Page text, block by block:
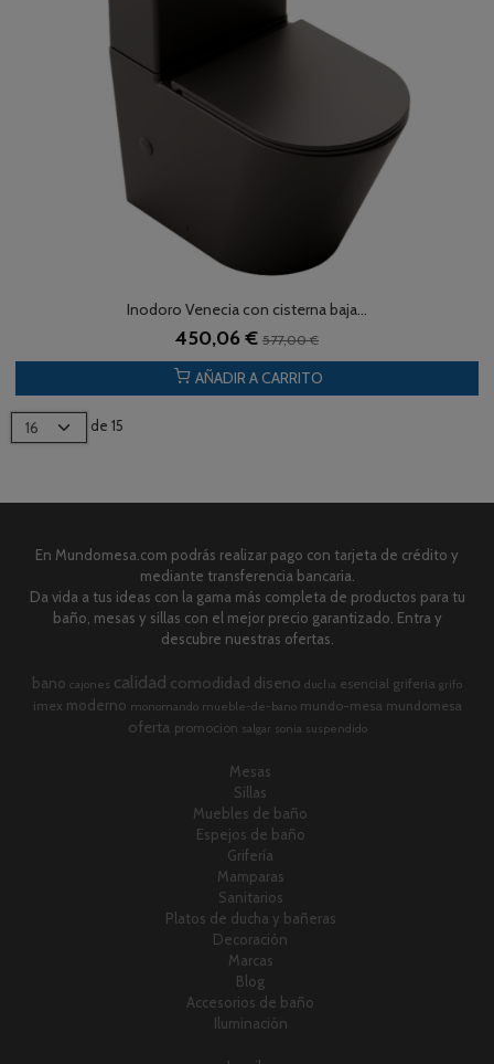
Inodoro Venecia con cisterna baja...
450,06 € 577,00 €
AÑADIR A CARRITO
de 15
En Mundomesa.com podrás realizar pago con tarjeta de crédito y
mediante transferencia bancaria.
Da vida a tus ideas con la gama más completa de productos para tu
baño, mesas y sillas con el mejor precio garantizado. Entra y
descubre nuestras ofertas.
bano cajones calidad comodidad diseno ducha esencial griferia grifo
imex moderno monomando mueble-de-bano mundo-mesa mundomesa
oferta promocion salgar sonia suspendido
Mesas
Sillas
Muebles de baño
Espejos de baño
Grifería
Mamparas
Sanitarios
Platos de ducha y bañeras
Decoración
Marcas
Blog
Accesorios de baño
Iluminación